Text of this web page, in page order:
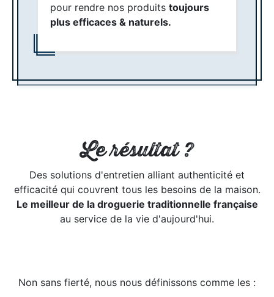
pour rendre nos produits toujours
plus efficaces & naturels.
Le résultat ?
Des solutions d'entretien alliant authenticité et
efficacité qui couvrent tous les besoins de la maison.
Le meilleur de la droguerie traditionnelle française
au service de la vie d'aujourd'hui.
Non sans fierté, nous nous définissons comme les :